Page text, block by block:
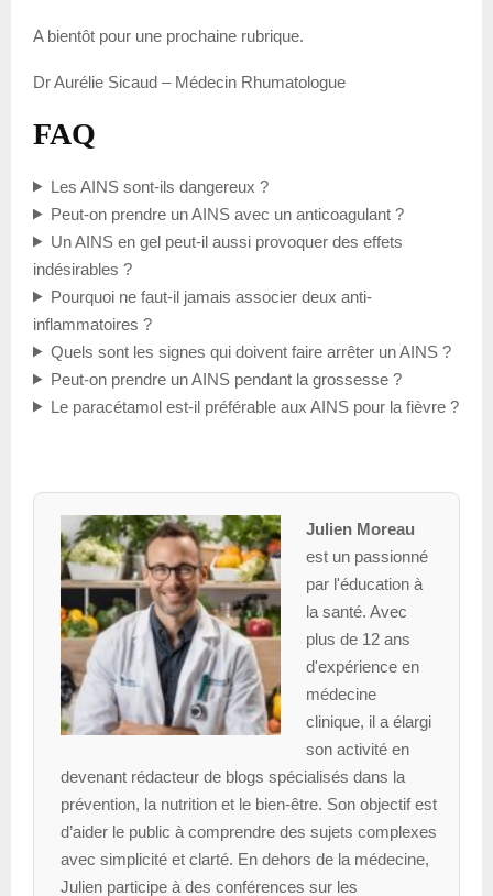
A bientôt pour une prochaine rubrique.
Dr Aurélie Sicaud – Médecin Rhumatologue
FAQ
Les AINS sont-ils dangereux ?
Peut-on prendre un AINS avec un anticoagulant ?
Un AINS en gel peut-il aussi provoquer des effets
indésirables ?
Pourquoi ne faut-il jamais associer deux anti-
inflammatoires ?
Quels sont les signes qui doivent faire arrêter un AINS ?
Peut-on prendre un AINS pendant la grossesse ?
Le paracétamol est-il préférable aux AINS pour la fièvre ?
Julien Moreau
est un passionné
par l'éducation à
la santé. Avec
plus de 12 ans
d'expérience en
médecine
clinique, il a élargi
son activité en
devenant rédacteur de blogs spécialisés dans la
prévention, la nutrition et le bien-être. Son objectif est
d’aider le public à comprendre des sujets complexes
avec simplicité et clarté. En dehors de la médecine,
Julien participe à des conférences sur les